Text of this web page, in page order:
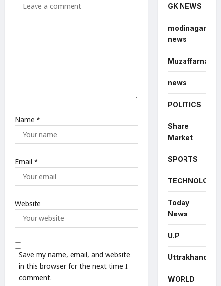
Name *
Email *
Website
Save my name, email, and website
in this browser for the next time I
comment.
GK NEWS
modinagar
news
Muzaffarnagar
news
POLITICS
Share
Market
SPORTS
TECHNOLOGY
Today
News
U.P
Uttrakhand
WORLD